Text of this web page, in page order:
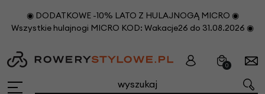
◉ DODATKOWE -10% LATO Z HULAJNOGĄ MICRO ◉
Wszystkie hulajnogi MICRO KOD: Wakacje26 do 31.08.2026 ◉
0